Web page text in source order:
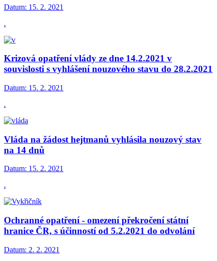
Datum: 15. 2. 2021
.
Krizová opatření vlády ze dne 14.2.2021 v
souvislosti s vyhlášení nouzového stavu do 28.2.2021
Datum: 15. 2. 2021
.
Vláda na žádost hejtmanů vyhlásila nouzový stav
na 14 dnů
Datum: 15. 2. 2021
.
Ochranné opatření - omezení překročení státní
hranice ČR, s účinností od 5.2.2021 do odvolání
Datum: 2. 2. 2021